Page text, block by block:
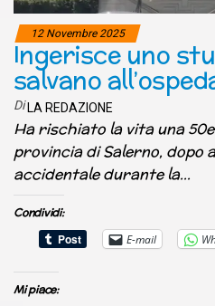
12 Novembre 2025
Ingerisce uno
salvano
Di LA REDAZIONE
Ha rischiato la vita una
provincia di Salerno, dopo
accidentale durante la…
Condividi:
E-mail
Mi piace: